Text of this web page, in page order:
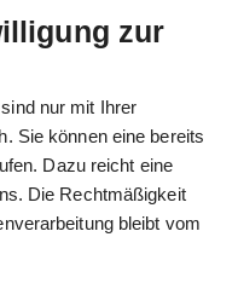
zur
nur mit Ihrer
Sie können eine bereits
Dazu reicht eine
Die Rechtmäßigkeit
bleibt vom